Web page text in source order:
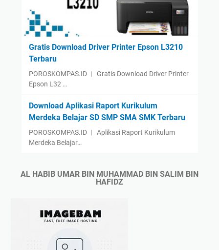
Gratis Download Driver Printer Epson L3210
Terbaru
POROSKOMPAS.ID ︱ Gratis Download Driver Printer
Epson L32 …
Download Aplikasi Raport Kurikulum
Merdeka Belajar SD SMP SMA SMK Terbaru
POROSKOMPAS.ID ︱ Aplikasi Raport Kurikulum
Merdeka Belajar…
AL HABIB UMAR BIN MUHAMMAD BIN SALIM BIN
HAFIDZ